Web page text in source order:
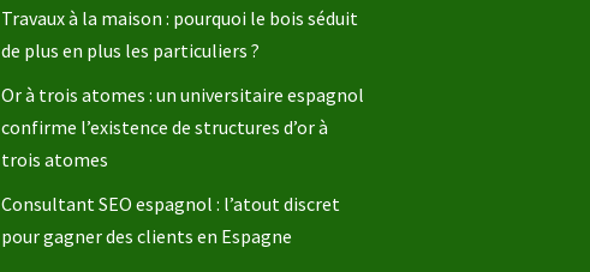
Travaux à la maison : pourquoi le bois séduit
de plus en plus les particuliers ?
Or à trois atomes : un universitaire espagnol
confirme l’existence de structures d’or à
trois atomes
Consultant SEO espagnol : l’atout discret
pour gagner des clients en Espagne